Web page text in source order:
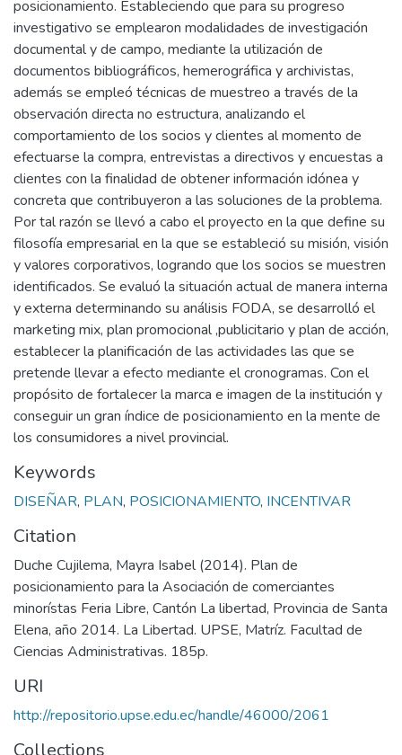
posicionamiento. Estableciendo que para su progreso
investigativo se emplearon modalidades de investigación
documental y de campo, mediante la utilización de
documentos bibliográficos, hemerográfica y archivistas,
además se empleó técnicas de muestreo a través de la
observación directa no estructura, analizando el
comportamiento de los socios y clientes al momento de
efectuarse la compra, entrevistas a directivos y encuestas a
clientes con la finalidad de obtener información idónea y
concreta que contribuyeron a las soluciones de la problema.
Por tal razón se llevó a cabo el proyecto en la que define su
filosofía empresarial en la que se estableció su misión, visión
y valores corporativos, logrando que los socios se muestren
identificados. Se evaluó la situación actual de manera interna
y externa determinando su análisis FODA, se desarrolló el
marketing mix, plan promocional ,publicitario y plan de acción,
establecer la planificación de las actividades las que se
pretende llevar a efecto mediante el cronogramas. Con el
propósito de fortalecer la marca e imagen de la institución y
conseguir un gran índice de posicionamiento en la mente de
los consumidores a nivel provincial.
Keywords
DISEÑAR, PLAN, POSICIONAMIENTO, INCENTIVAR
Citation
Duche Cujilema, Mayra Isabel (2014). Plan de
posicionamiento para la Asociación de comerciantes
minorístas Feria Libre, Cantón La libertad, Provincia de Santa
Elena, año 2014. La Libertad. UPSE, Matríz. Facultad de
Ciencias Administrativas. 185p.
URI
http://repositorio.upse.edu.ec/handle/46000/2061
Collections